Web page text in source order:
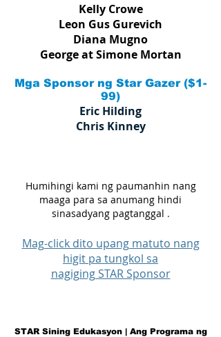
Kelly Crowe
Leon Gus Gurevich
Diana Mugno
George at Simone Mortan
Mga Sponsor ng Star Gazer ($1-
99)
Eric Hilding
Chris Kinney
Humihingi kami ng paumanhin nang
maaga para sa anumang hindi
sinasadyang pagtanggal .
Mag-click dito upang matuto nang
higit pa tungkol sa
nagiging STAR Sponsor
STAR Sining Edukasyon | Ang Programa ng